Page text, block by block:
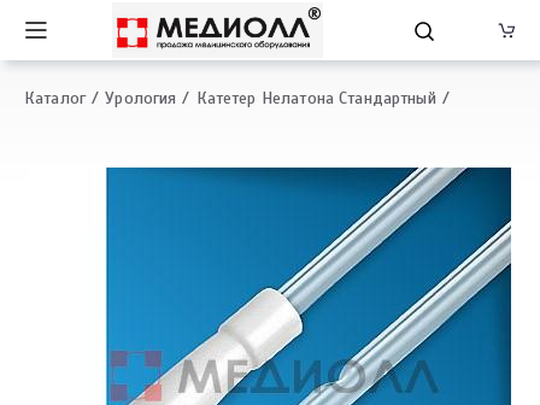
Каталог Урология Катетер Нелатона Стандартный